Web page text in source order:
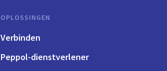
OPLOSSINGEN
Verbinden
Peppol-dienstverlener